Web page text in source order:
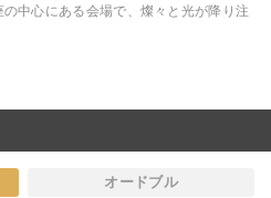
中心にある会場で、燦々と光が降り注
オードブル